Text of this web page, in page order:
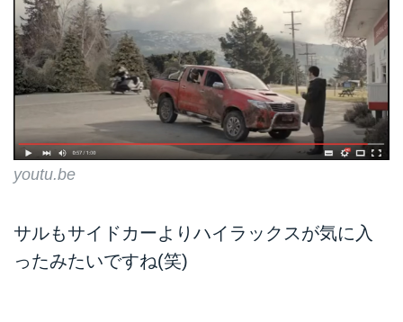
youtu.be
サルもサイドカーよりハイラックスが気に入
ったみたいですね(笑)